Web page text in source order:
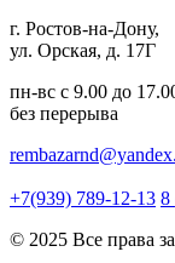
г. Ростов-на-Дону,
ул. Орская, д. 17Г
пн-вс с 9.00 до
без перерыва
+7(939) 789-12-13 8
© 2025 Все права